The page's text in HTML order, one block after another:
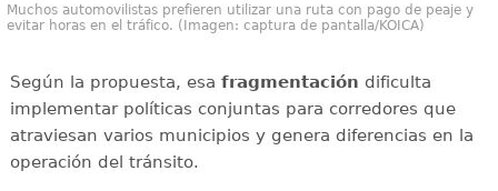
Muchos automovilistas prefieren utilizar una ruta con pago de peaje y
evitar horas en el tráfico. (Imagen: captura de pantalla/KOICA)
Según la propuesta, esa fragmentación dificulta
implementar políticas conjuntas para corredores que
atraviesan varios municipios y genera diferencias en la
operación del tránsito.